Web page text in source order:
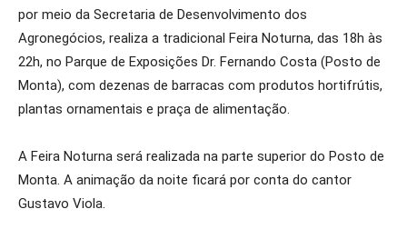
por meio da Secretaria de Desenvolvimento dos
Agronegócios, realiza a tradicional Feira Noturna, das 18h às
22h, no Parque de Exposições Dr. Fernando Costa (Posto de
Monta), com dezenas de barracas com produtos hortifrútis,
plantas ornamentais e praça de alimentação.
A Feira Noturna será realizada na parte superior do Posto de
Monta. A animação da noite ficará por conta do cantor
Gustavo Viola.